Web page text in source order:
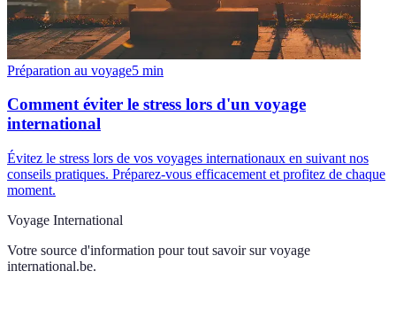
Préparation au voyage5 min
Comment éviter le stress lors d'un voyage
international
Évitez le stress lors de vos voyages internationaux en suivant nos
conseils pratiques. Préparez-vous efficacement et profitez de chaque
moment.
Voyage International
Votre source d'information pour tout savoir sur voyage
international.be.